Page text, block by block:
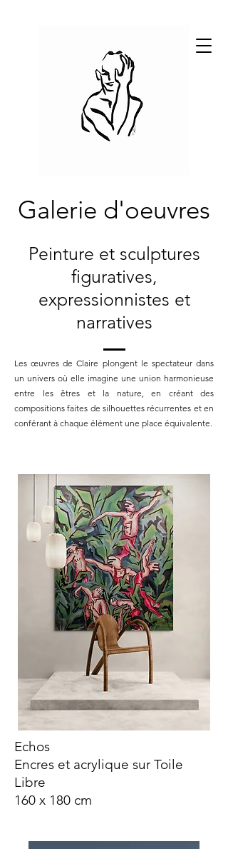
Galerie d'oeuvres
Peinture et sculptures
figuratives,
expressionnistes et
narratives
Les œuvres de Claire plongent le spectateur dans
un univers où elle imagine une union harmonieuse
entre les êtres et la nature, en créant des
compositions faites de silhouettes récurrentes et en
conférant à chaque élément une place équivalente.
Echos
Encres et acrylique sur Toile
Libre
160 x 180 cm